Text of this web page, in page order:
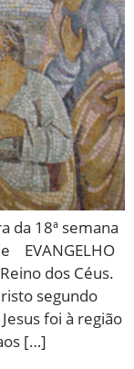
da 18ª semana
EVANGELHO
dos Céus.
segundo
foi à região
[…]